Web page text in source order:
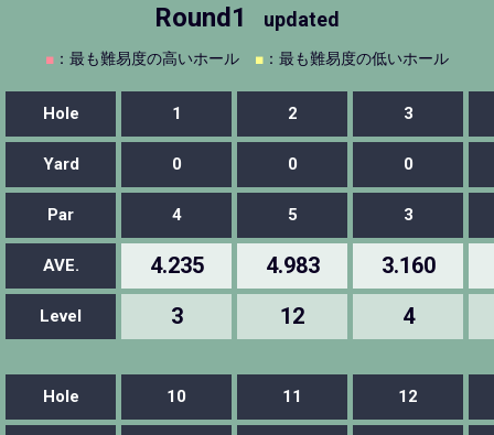
Round1 updated
■ ：最も難易度の高いホール ■ ：最も難易度の低いホール
Hole 1 2 3
Yard 0 0 0
Par 4 5 3
AVE. 4.235 4.983 3.160
Level 3 12 4
Hole 10 11 12